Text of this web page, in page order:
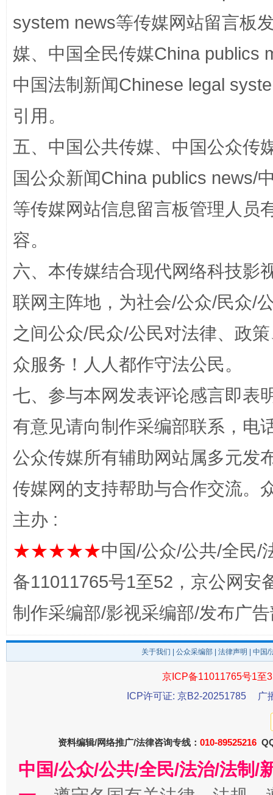
国家大学科技园优化重塑工作
扯下公款旅游的“隐身衣” 如何以
“蜀中异人”王建安的艺术幻境
东山县通报“牛蛙产品抗生素超标问题” 法
system news等传媒网站留言板
媒、中国全民传媒China publics
中国法制新闻Chinese legal
引用。
五、中国公共传媒、中国公众传
国公众新闻China publics news/
等传媒网站信息留言板管理人员
容。
六、本传媒结合现代网络科技影
联网主阵地，为社会/公众/民众/
之间公众/民众/公民对法律、政
众服务！人人都作守法公民。
七、参与本网发表评论感言即表
有意见请向制作采编部联系，电
公众传媒所有辅助网站属多元发
传媒网的支持帮助与合作交流。
主办 :
★★★★★中国/公众/公共/全民/
备11011765号1至52，京公网安
制作采编部/影视采编部/发布广
关于我们 公众采编部 法律声明 | 中国
京ICP备11011765号1至
ICP许可证: 京B2-20251785
广
资料编辑/网络推广/法律咨询专线： 010-89525216
中国/公众/公共/全民/法治/法制/